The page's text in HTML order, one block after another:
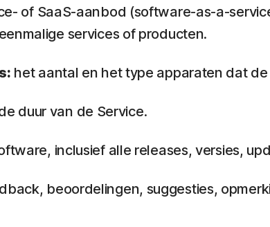
of SaaS-aanbod (software-as-a-
services of producten.
het aantal en het type apparaten dat
duur van de Service.
inclusief alle releases, versies,
beoordelingen, suggesties,